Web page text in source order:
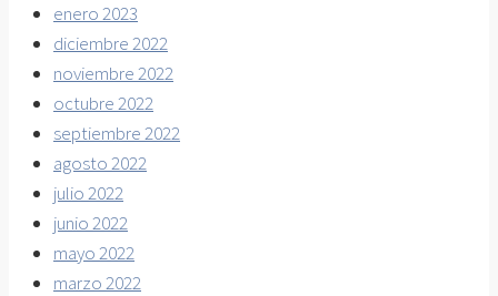
enero 2023
diciembre 2022
noviembre 2022
octubre 2022
septiembre 2022
agosto 2022
julio 2022
junio 2022
mayo 2022
marzo 2022